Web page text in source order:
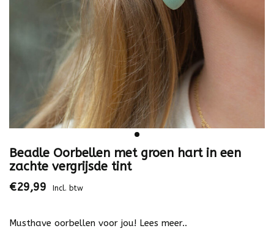
Beadle Oorbellen met groen hart in een
zachte vergrijsde tint
€29,99 Incl. btw
Musthave oorbellen voor jou! Lees meer..